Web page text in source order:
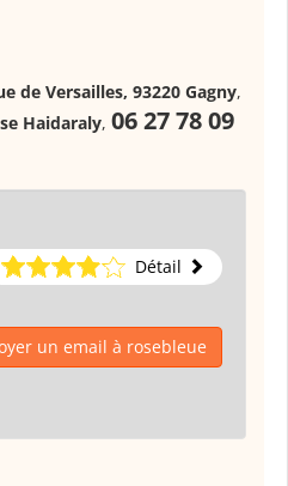
de Versailles, 93220 Gagny,
Haidaraly, 06 27 78 09
Détail
un email à rosebleue